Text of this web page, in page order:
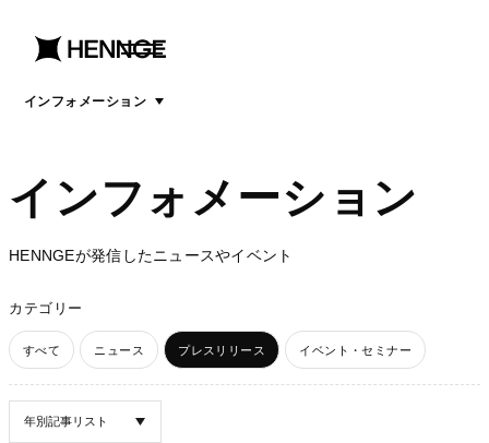
menu
open
インフォメーションmenu
インフォメーション
HENNGEが発信したニュースやイベント
カテゴリー
すべて ニュース プレスリリース イベント・セミナー